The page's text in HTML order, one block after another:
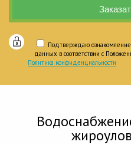
Подтверждаю ознакомление
данных в соответствии с
Политика конфиденциальности